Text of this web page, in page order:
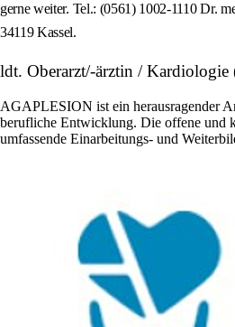
gerne weiter. Tel.: (0561) 1002-1110
34119 Kassel.
ldt. Oberarzt/-ärztin /
AGAPLESION ist ein herausragender
berufliche Entwicklung. Die offene und
umfassende Einarbeitungs- und